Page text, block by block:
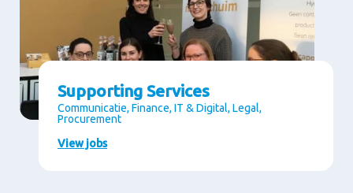
Supporting Services
Communicatie, Finance, IT & Digital, Legal,
Procurement
View jobs